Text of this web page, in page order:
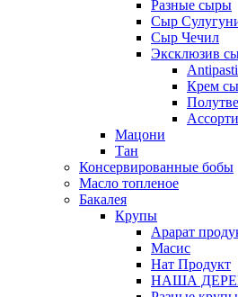
Разные сыры
Сыр
Сыр Чечил
Эксклюзив
Antipasti
Крем
Мацони
Тан
Консервированные бобы
Масло топленое
Бакалея
Крупы
Арарат
Масис
Нат Продукт
НАША